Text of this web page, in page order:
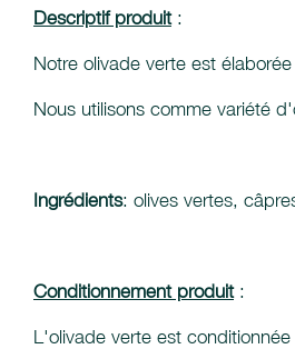
Descriptif produit:
Notre olivade verte est
Nous utilisons comme variété
Ingrédients: olives vertes,
Conditionnement produit:
L'olivade verte est